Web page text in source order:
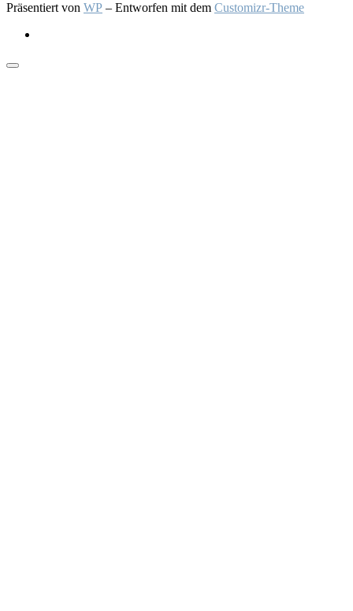
Präsentiert von WP – Entworfen mit dem Customizr-Theme